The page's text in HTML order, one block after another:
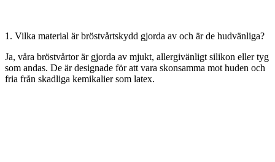
1. Vilka material är bröstvårtskydd gjorda av och är de hudvänliga?
Ja, våra bröstvårtor är gjorda av mjukt, allergivänligt silikon eller tyg
som andas. De är designade för att vara skonsamma mot huden och
fria från skadliga kemikalier som latex.